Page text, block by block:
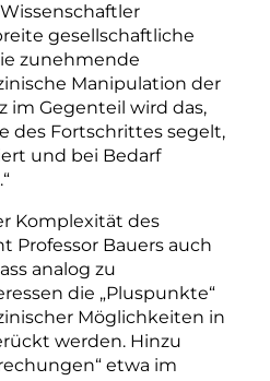
gesellschaftliche
zunehmende
Manipulation der
im Gegenteil wird das,
des Fortschrittes segelt,
und bei Bedarf
Komplexität des
Professor Bauers auch
analog zu
die „Pluspunkte“
Möglichkeiten in
werden. Hinzu
etwa im